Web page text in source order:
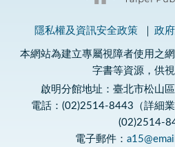
隱私權及資訊安全政策 政
本網站為建立專屬視障者使用之
字書等資源，供
啟明分館地址：臺北市松山
電話：(02)2514-8443（詳細
(02)2514-
電子郵件：